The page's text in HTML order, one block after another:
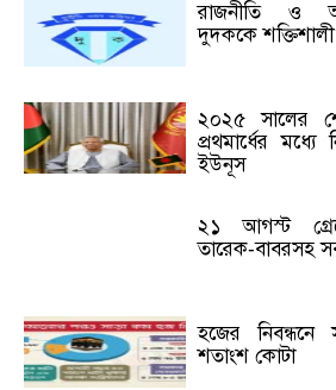
রাজনীতি ও
দুদককে
২০২৫ সালের
প্রথমার্ধের
ইউনূস
২১ আগস্ট
তারেক-বাবরসহ
হজের
শতাংশ কোটা